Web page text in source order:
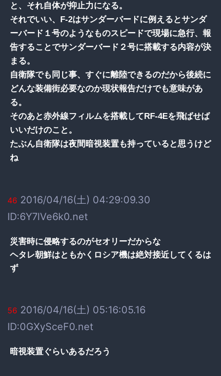
と、それ自体が抑止力になる。
それでいい、F-2はサンダーバードに例えるとサンダ
ーバード１号のようなものスピードで現場に急行、報
告することでサンダーバード２号に搭載する内容が決
まる。
自衛隊でも同じ事、すぐに離陸できるのだから後続に
どんな装備街必要なのか現状報告だけでも意味があ
る。
そのあと赤外線フィルムを搭載してRF-4Eを飛ばせば
いいだけのこと。
たぶん自衛隊は夜間暗視装置も持っていると思うけど
ね
46 2016/04/16(土) 04:29:09.30
ID:6Y7lVe6k0.net
災害時に侵略するのがセオリーだからな
ヘタレ朝鮮はともかくロシア機は絶対接近してくるは
ず
56 2016/04/16(土) 05:16:05.16
ID:0GXySceF0.net
暗視装置ぐらいあるだろう